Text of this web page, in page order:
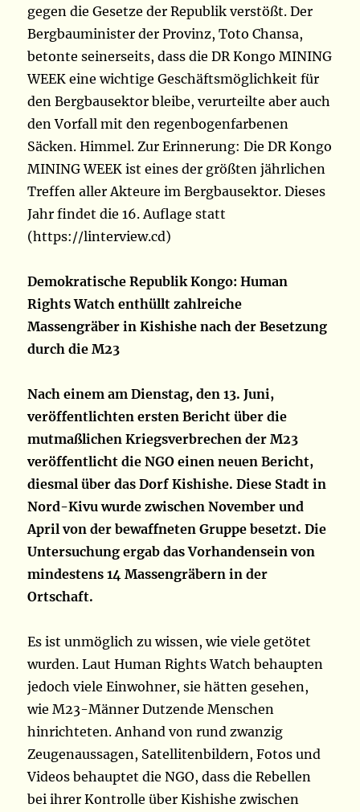
gegen die Gesetze der Republik verstößt. Der
Bergbauminister der Provinz, Toto Chansa,
betonte seinerseits, dass die DR Kongo MINING
WEEK eine wichtige Geschäftsmöglichkeit für
den Bergbausektor bleibe, verurteilte aber auch
den Vorfall mit den regenbogenfarbenen
Säcken. Himmel. Zur Erinnerung: Die DR Kongo
MINING WEEK ist eines der größten jährlichen
Treffen aller Akteure im Bergbausektor. Dieses
Jahr findet die 16. Auflage statt
(https://linterview.cd)
Demokratische Republik Kongo: Human
Rights Watch enthüllt zahlreiche
Massengräber in Kishishe nach der Besetzung
durch die M23
Nach einem am Dienstag, den 13. Juni,
veröffentlichten ersten Bericht über die
mutmaßlichen Kriegsverbrechen der M23
veröffentlicht die NGO einen neuen Bericht,
diesmal über das Dorf Kishishe. Diese Stadt in
Nord-Kivu wurde zwischen November und
April von der bewaffneten Gruppe besetzt. Die
Untersuchung ergab das Vorhandensein von
mindestens 14 Massengräbern in der
Ortschaft.
Es ist unmöglich zu wissen, wie viele getötet
wurden. Laut Human Rights Watch behaupten
jedoch viele Einwohner, sie hätten gesehen,
wie M23-Männer Dutzende Menschen
hinrichteten. Anhand von rund zwanzig
Zeugenaussagen, Satellitenbildern, Fotos und
Videos behauptet die NGO, dass die Rebellen
bei ihrer Kontrolle über Kishishe zwischen